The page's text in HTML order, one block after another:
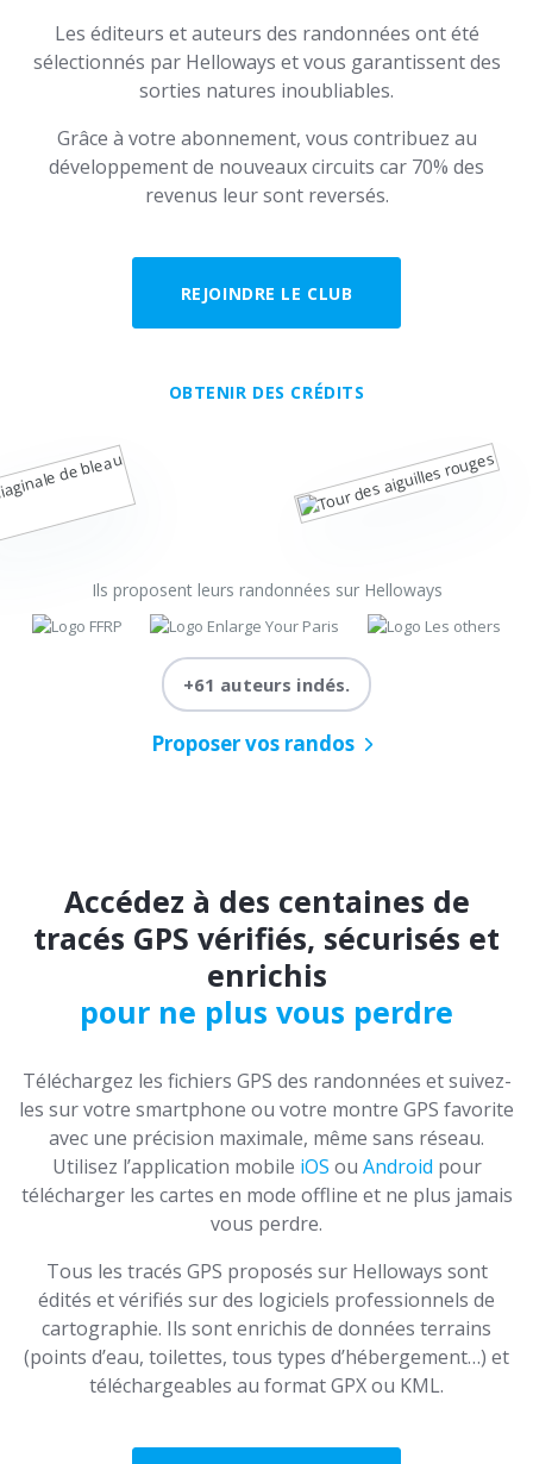
Les éditeurs et auteurs des randonnées ont été
sélectionnés par Helloways et vous garantissent des
sorties natures inoubliables.
Grâce à votre abonnement, vous contribuez au
développement de nouveaux circuits car 70% des
revenus leur sont reversés.
REJOINDRE LE CLUB
OBTENIR DES CRÉDITS
Ils proposent leurs randonnées sur Helloways
+61 auteurs indés.
Proposer vos randos
Accédez à des centaines de
tracés GPS vérifiés, sécurisés et
enrichis
pour ne plus vous perdre
Téléchargez les fichiers GPS des randonnées et suivez-
les sur votre smartphone ou votre montre GPS favorite
avec une précision maximale, même sans réseau.
Utilisez l’application mobile iOS ou Android pour
télécharger les cartes en mode offline et ne plus jamais
vous perdre.
Tous les tracés GPS proposés sur Helloways sont
édités et vérifiés sur des logiciels professionnels de
cartographie. Ils sont enrichis de données terrains
(points d’eau, toilettes, tous types d’hébergement…) et
téléchargeables au format GPX ou KML.